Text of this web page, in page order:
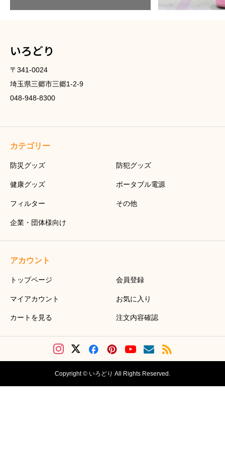
いろどり
〒341-0024
埼玉県三郷市三郷1-2-9
048-948-8300
カテゴリー
防災グッズ 防犯グッズ
健康グッズ ポータブル電源
フィルター その他
企業・団体様向け
アカウント
トップページ 会員登録
マイアカウント お気に入り
カートを見る 注文内容確認
Copyright © いろどり All Rights Reserved.